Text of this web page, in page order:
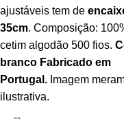
ajustáveis tem de
35cm. Composição:
cetim algodão 500 fios.
branco Fabricado em
Portugal. Imagem
ilustrativa.